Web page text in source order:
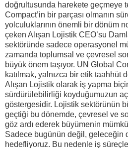
doğrultusunda harekete geçmeye
Compact’in bir parçası olmanın
yolculuklarının önemli bir dönüm
çeken Alışan Lojistik CEO’su
sektöründe sadece operasyonel
zamanda toplumsal ve çevresel
büyük önem taşıyor. UN Global
katılmak, yalnızca bir etik taahhüt
Alışan Lojistik olarak iş yapma
sürdürülebilirliği koyduğumuzun
göstergesidir. Lojistik sektörünün
geçtiği bu dönemde, çevresel ve
göz ardı ederek büyümenin
Sadece bugünün değil, geleceğin
hedefliyoruz. Bu nedenle iş